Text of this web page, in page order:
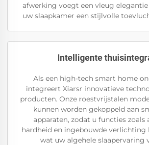
afwerking voegt een vleug
uw slaapkamer een stijlvolle
Intelligente
Als een high-tech smart home
integreert Xiarsr innovatieve
producten. Onze roestvrijstalen
kunnen worden gekoppeld aan
apparaten, zodat u functies zoals
hardheid en ingebouwde verlichting
wat uw algehele slaapervaring